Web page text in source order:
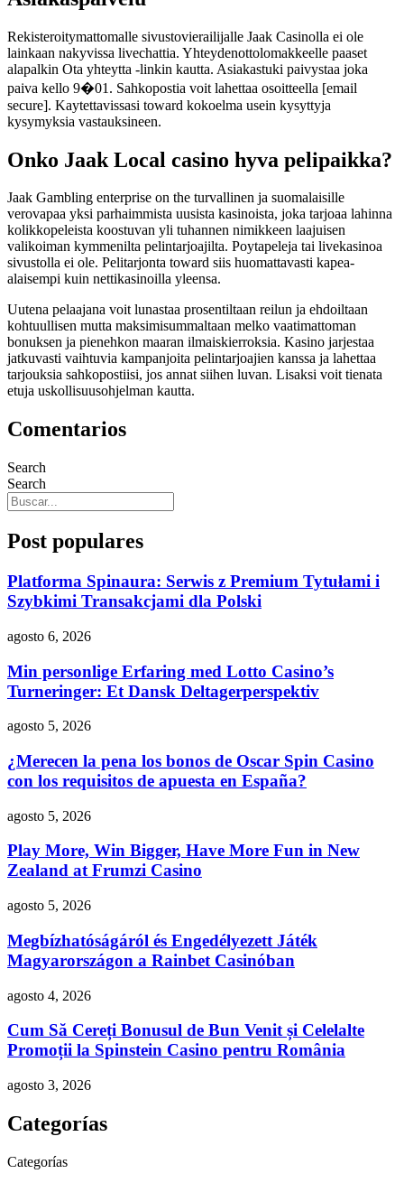
Rekisteroitymattomalle sivustovierailijalle Jaak Casinolla ei ole
lainkaan nakyvissa livechattia. Yhteydenottolomakkeelle paaset
alapalkin Ota yhteytta -linkin kautta. Asiakastuki paivystaa joka
paiva kello 9�01. Sahkopostia voit lahettaa osoitteella [email
secure]. Kaytettavissasi toward kokoelma usein kysyttyja
kysymyksia vastauksineen.
Onko Jaak Local casino hyva pelipaikka?
Jaak Gambling enterprise on the turvallinen ja suomalaisille
verovapaa yksi parhaimmista uusista kasinoista, joka tarjoaa lahinna
kolikkopeleista koostuvan yli tuhannen nimikkeen laajuisen
valikoiman kymmenilta pelintarjoajilta. Poytapeleja tai livekasinoa
sivustolla ei ole. Pelitarjonta toward siis huomattavasti kapea-
alaisempi kuin nettikasinoilla yleensa.
Uutena pelaajana voit lunastaa prosentiltaan reilun ja ehdoiltaan
kohtuullisen mutta maksimisummaltaan melko vaatimattoman
bonuksen ja pienehkon maaran ilmaiskierroksia. Kasino jarjestaa
jatkuvasti vaihtuvia kampanjoita pelintarjoajien kanssa ja lahettaa
tarjouksia sahkopostiisi, jos annat siihen luvan. Lisaksi voit tienata
etuja uskollisuusohjelman kautta.
Comentarios
Search
Search
Post populares
Platforma Spinaura: Serwis z Premium Tytułami i
Szybkimi Transakcjami dla Polski
agosto 6, 2026
Min personlige Erfaring med Lotto Casino’s
Turneringer: Et Dansk Deltagerperspektiv
agosto 5, 2026
¿Merecen la pena los bonos de Oscar Spin Casino
con los requisitos de apuesta en España?
agosto 5, 2026
Play More, Win Bigger, Have More Fun in New
Zealand at Frumzi Casino
agosto 5, 2026
Megbízhatóságáról és Engedélyezett Játék
Magyarországon a Rainbet Casinóban
agosto 4, 2026
Cum Să Cereți Bonusul de Bun Venit și Celelalte
Promoții la Spinstein Casino pentru România
agosto 3, 2026
Categorías
Categorías